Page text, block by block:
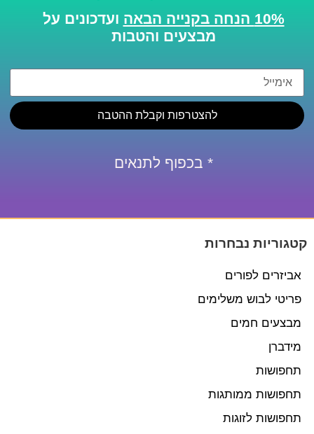
10% הנחה בקנייה הבאה
ועדכונים על
מבצעים והטבות
להצטרפות וקבלת ההטבה
* בכפוף לתנאים
קטגוריות נבחרות
אביזרים לפורים
פריטי לבוש משלימים
מבצעים חמים
מידברן
תחפושות
תחפושות ממותגות
תחפושות לזוגות